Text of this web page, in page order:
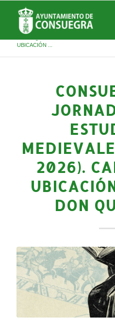
Noticias
Usted está aquí: Inicio / Noticias
Actividades culturales y educativas
UBICACIÓN ...
2026).
DON